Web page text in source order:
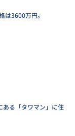
は3600万円。
ある「タワマン」に住